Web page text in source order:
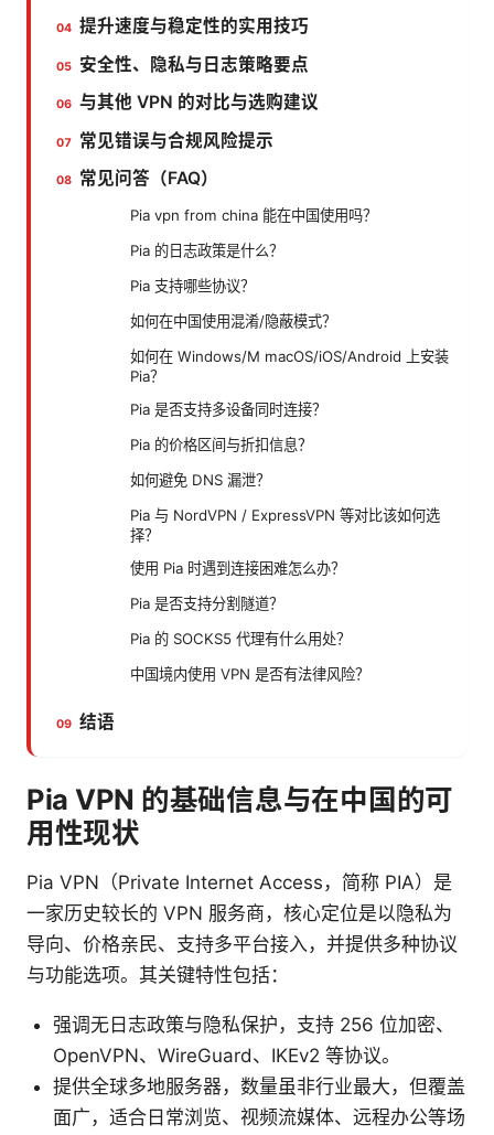
提升速度与稳定性的实用技巧
安全性、隐私与日志策略要点
与其他 VPN 的对比与选购建议
常见错误与合规风险提示
常见问答（FAQ）
Pia vpn from china 能在中国使用吗？
Pia 的日志政策是什么？
Pia 支持哪些协议？
如何在中国使用混淆/隐蔽模式？
如何在 Windows/M macOS/iOS/Android 上安装
Pia？
Pia 是否支持多设备同时连接？
Pia 的价格区间与折扣信息？
如何避免 DNS 漏泄？
Pia 与 NordVPN / ExpressVPN 等对比该如何选
择？
使用 Pia 时遇到连接困难怎么办？
Pia 是否支持分割隧道？
Pia 的 SOCKS5 代理有什么用处？
中国境内使用 VPN 是否有法律风险？
结语
Pia VPN 的基础信息与在中国的可
用性现状
Pia VPN（Private Internet Access，简称 PIA）是
一家历史较长的 VPN 服务商，核心定位是以隐私为
导向、价格亲民、支持多平台接入，并提供多种协议
与功能选项。其关键特性包括：
强调无日志政策与隐私保护，支持 256 位加密、
OpenVPN、WireGuard、IKEv2 等协议。
提供全球多地服务器，数量虽非行业最大，但覆盖
面广，适合日常浏览、视频流媒体、远程办公等场